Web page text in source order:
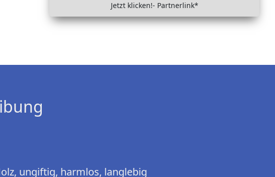
Jetzt klicken!- Partnerlink*
ungiftig, harmlos, langlebig